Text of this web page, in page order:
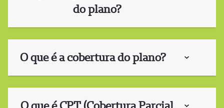
do plano?
O que é a cobertura do plano?